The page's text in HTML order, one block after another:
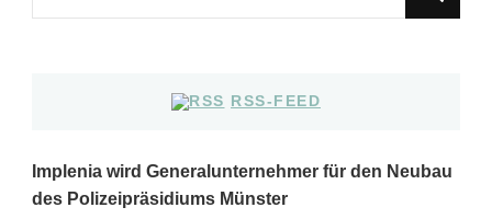
du
RSS-FEED
Implenia wird Generalunternehmer für den Neubau
des Polizeipräsidiums Münster